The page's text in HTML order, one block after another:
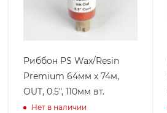
Риббон PS Wax/Resin
Premium 64мм х 74м,
OUT, 0.5", 110мм вт.
Нет в наличии